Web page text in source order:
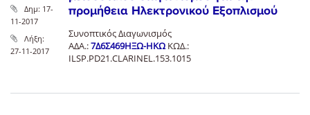
προμήθεια Ηλεκτρονικού Εξοπλισμού
Συνοπτικός Διαγωνισμός
ΑΔΑ.:7Δ6Σ469ΗΞΩ-ΗΚΩΚΩΔ.:
ILSP.PD21.CLARINEL.153.1015
Δημ: 17-
11-2017
Λήξη:
27-11-2017